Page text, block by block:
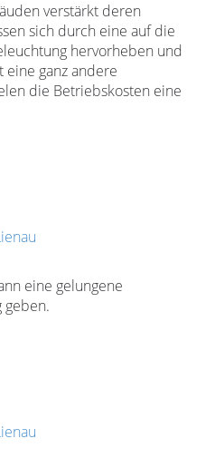
verstärkt deren
sich durch eine auf die
hervorheben und
ganz andere
die Betriebskosten eine
eine gelungene
geben.